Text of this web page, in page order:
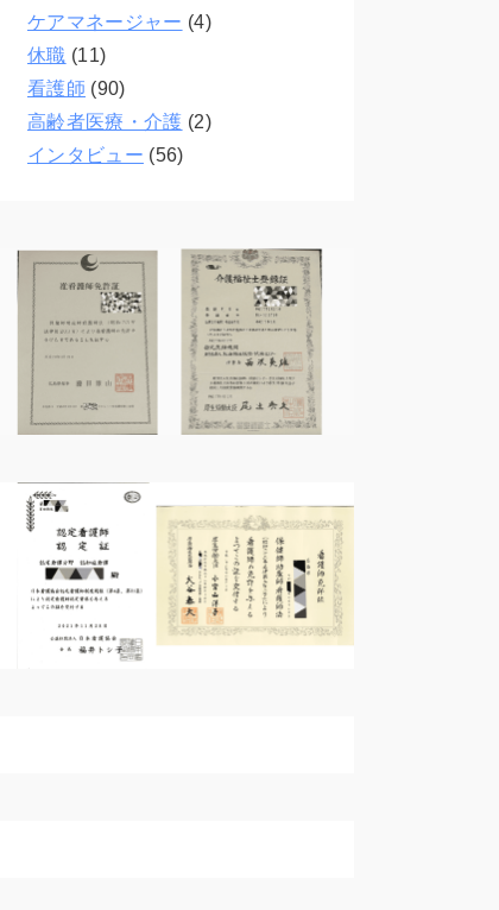
ケアマネージャー (4)
休職 (11)
看護師 (90)
高齢者医療・介護 (2)
インタビュー (56)